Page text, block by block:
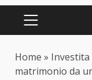
PRIMARY
Home » Investita
matrimonio da